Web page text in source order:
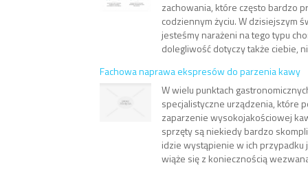
zachowania, które często bardzo
codziennym życiu. W dzisiejszym
jesteśmy narażeni na tego typu
dolegliwość dotyczy także ciebie,
Fachowa naprawa ekspresów do parzenia kawy
W wielu punktach
specjalistyczne urządzenia, które
zaparzenie wysokojakościowej
sprzęty są niekiedy bardzo
idzie wystąpienie w ich
wiąże się z koniecznością